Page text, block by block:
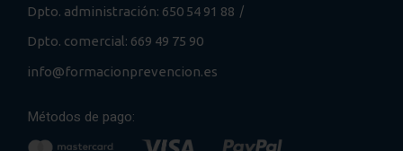
Dpto. administración: 650 54 91 88 /
Dpto. comercial: 669 49 75 90
info@formacionprevencion.es
Métodos de pago: